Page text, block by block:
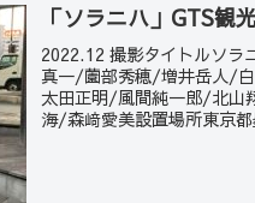
「ソラニハ」GTS観
2022.12 撮影タイトルソラ
真一/薗部秀穂/増井岳人/
太田正明/風間純一郎/北
海/森﨑愛美設置場所東京